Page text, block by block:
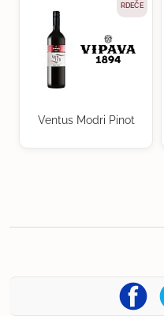
RDEČE
Ventus Modri Pinot